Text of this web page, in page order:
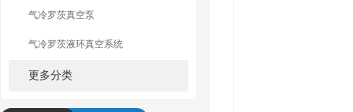
气冷罗茨真空泵
气冷罗茨液环真空系统
更多分类